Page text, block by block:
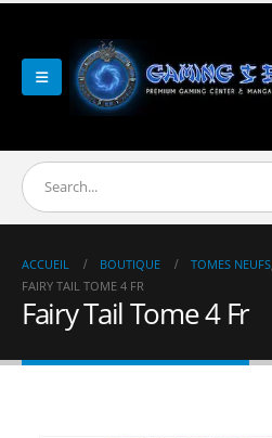
ACCUEIL BOUTIQUE TOMES NEUFS
FAIRY TAIL TOME 4 FR
Fairy Tail Tome 4 Fr